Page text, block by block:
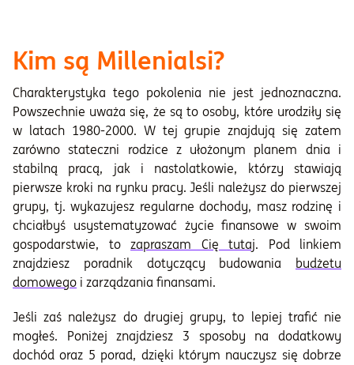
Kim są Millenialsi?
Charakterystyka tego pokolenia nie jest jednoznaczna.
Powszechnie uważa się, że są to osoby, które urodziły się
w latach 1980-2000. W tej grupie znajdują się zatem
zarówno stateczni rodzice z ułożonym planem dnia i
stabilną pracą, jak i nastolatkowie, którzy stawiają
pierwsze kroki na rynku pracy. Jeśli należysz do pierwszej
grupy, tj. wykazujesz regularne dochody, masz rodzinę i
chciałbyś usystematyzować życie finansowe w swoim
gospodarstwie, to zapraszam Cię tutaj. Pod linkiem
znajdziesz poradnik dotyczący budowania budżetu
domowego i zarządzania finansami.
Jeśli zaś należysz do drugiej grupy, to lepiej trafić nie
mogłeś. Poniżej znajdziesz 3 sposoby na dodatkowy
dochód oraz 5 porad, dzięki którym nauczysz się dobrze